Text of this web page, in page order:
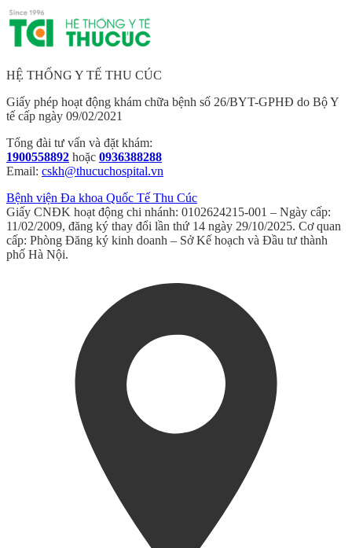
HỆ THỐNG Y TẾ THU CÚC
Giấy phép hoạt động khám chữa bệnh số 26/BYT-GPHĐ do Bộ Y
tế cấp ngày 09/02/2021
Tổng đài tư vấn và đặt khám:
1900558892 hoặc 0936388288
Email: cskh@thucuchospital.vn
Bệnh viện Đa khoa Quốc Tế Thu Cúc
Giấy CNĐK hoạt động chi nhánh: 0102624215-001 – Ngày cấp:
11/02/2009, đăng ký thay đổi lần thứ 14 ngày 29/10/2025. Cơ quan
cấp: Phòng Đăng ký kinh doanh – Sở Kế hoạch và Đầu tư thành
phố Hà Nội.